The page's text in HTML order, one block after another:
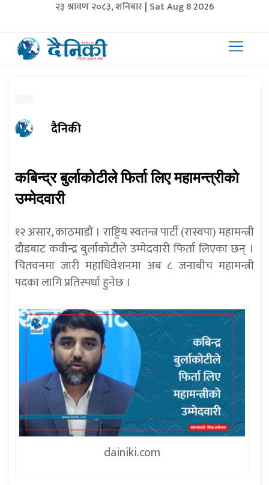
२३ श्रावण २०८३, शनिबार | Sat Aug 8 2026
दैनिकी
कबिन्द्र बुर्लाकोटीले फिर्ता लिए महामन्त्रीको
उम्मेदवारी
१२ असार, काठमाडौं । राष्ट्रिय स्वतन्त्र पार्टी (रास्वपा) महामन्त्री
दौडबाट कवीन्द्र बुर्लाकोटीले उम्मेदवारी फिर्ता लिएका छन् ।
चितवनमा जारी महाधिवेशनमा अब ८ जनाबीच महामन्त्री
पदका लागि प्रतिस्पर्धा हुनेछ ।
dainiki.com